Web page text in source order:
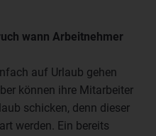
wann Arbeitnehmer
auf Urlaub gehen
können ihre Mitarbeiter
schicken, denn dieser
werden. Ein bereits